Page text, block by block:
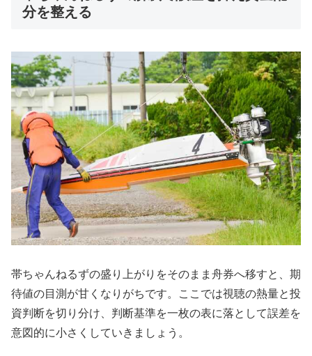
分を整える
帯ちゃんねるずの盛り上がりをそのまま舟券へ移すと、期
待値の目測が甘くなりがちです。ここでは視聴の熱量と投
資判断を切り分け、判断基準を一枚の表に落として誤差を
意図的に小さくしていきましょう。